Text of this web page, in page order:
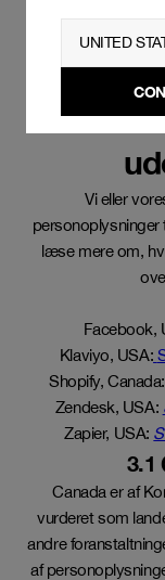
medier. Vi
3.
Vi eller
personoplysninger
læse mere om,
Facebook,
Klaviyo, USA:
Shopify, Canada:
Zendesk, USA:
Zapier, USA:
3.1
Canada er af
vurderet som
andre
af
UNITED